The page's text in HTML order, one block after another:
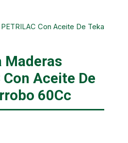
Con Aceite De Teka
Maderas
Con Aceite De
60Cc